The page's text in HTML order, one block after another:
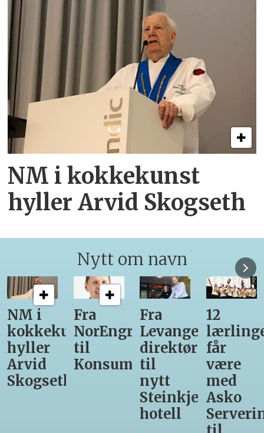
NM i kokkekunst
hyller Arvid Skogseth
Nytt om navn
Fra
NorEngros
til
Konsumgruppen
Fra
Levanger-
direktør
til
Steinkjer-
12
lærlinger
får
være
med
Asko
Servering
Fra
til
Matprat